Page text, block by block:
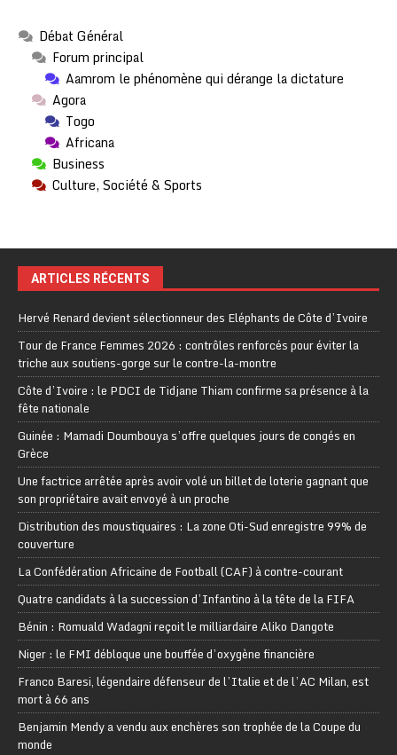
Débat Général
Forum principal
Aamrom le phénomène qui dérange la dictature
Agora
Togo
Africana
Business
Culture, Société & Sports
ARTICLES RÉCENTS
Hervé Renard devient sélectionneur des Eléphants de Côte d’Ivoire
Tour de France Femmes 2026 : contrôles renforcés pour éviter la
triche aux soutiens-gorge sur le contre-la-montre
Côte d’Ivoire : le PDCI de Tidjane Thiam confirme sa présence à la
fête nationale
Guinée : Mamadi Doumbouya s’offre quelques jours de congés en
Grèce
Une factrice arrêtée après avoir volé un billet de loterie gagnant que
son propriétaire avait envoyé à un proche
Distribution des moustiquaires : La zone Oti-Sud enregistre 99% de
couverture
La Confédération Africaine de Football (CAF) à contre-courant
Quatre candidats à la succession d’Infantino à la tête de la FIFA
Bénin : Romuald Wadagni reçoit le milliardaire Aliko Dangote
Niger : le FMI débloque une bouffée d’oxygène financière
Franco Baresi, légendaire défenseur de l’Italie et de l’AC Milan, est
mort à 66 ans
Benjamin Mendy a vendu aux enchères son trophée de la Coupe du
monde